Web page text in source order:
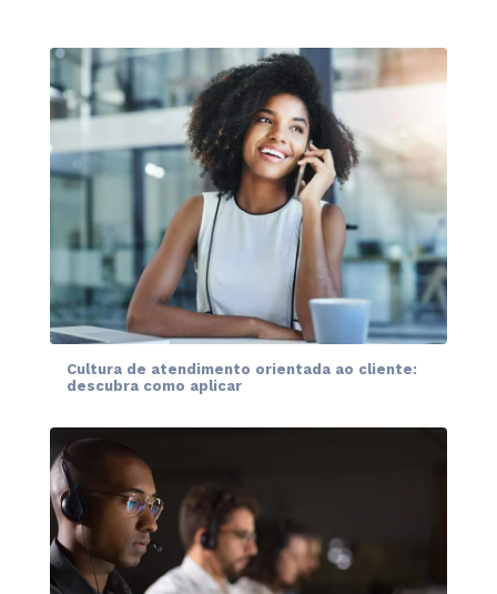
Cultura de atendimento orientada ao cliente:
descubra como aplicar